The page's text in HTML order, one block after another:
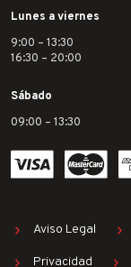
Lunes a viernes
9:00 – 13:30
16:30 – 20:00
Sábado
09:00 – 13:30
Aviso Legal
Privacidad